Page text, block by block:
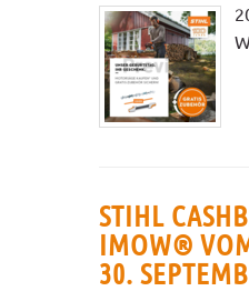
STIHL
IMOW®
30.